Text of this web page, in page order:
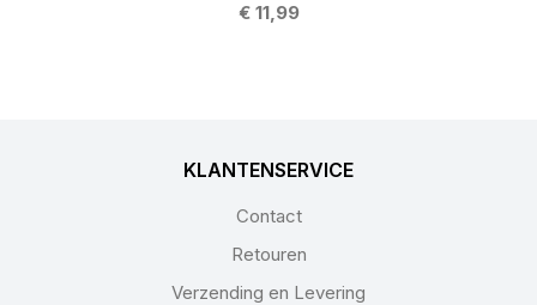
€ 11,99
KLANTENSERVICE
Contact
Retouren
Verzending en Levering